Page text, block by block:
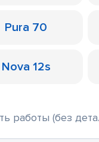
Pura 70
Nova 12s
работы (без